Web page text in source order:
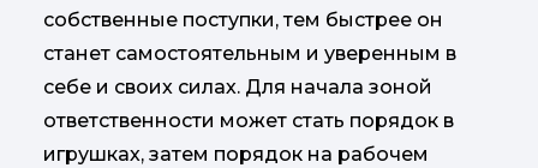
собственные поступки, тем быстрее он
станет самостоятельным и уверенным в
себе и своих силах. Для начала зоной
ответственности может стать порядок в
игрушках, затем порядок на рабочем